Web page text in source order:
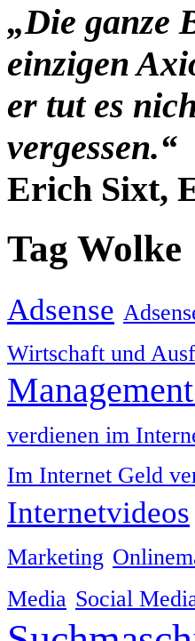
„Die ganze
einzigen
er tut es
vergessen.“
Erich Sixt,
Tag Wolke
Adsense
Wirtschaft und
verdienen im
Im Internet Geld
Internetvideos
Marketing
Media Social